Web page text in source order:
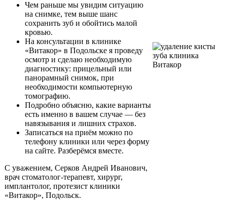
Чем раньше мы увидим ситуацию
на снимке, тем выше шанс
сохранить зуб и обойтись малой
кровью.
На консультации в клинике
«Витакор» в Подольске я проведу
осмотр и сделаю необходимую
диагностику: прицельный или
панорамный снимок, при
необходимости компьютерную
томографию.
Подробно объясню, какие варианты
есть именно в вашем случае — без
навязывания и лишних страхов.
Записаться на приём можно по
телефону клиники или через форму
на сайте. Разберёмся вместе.
С уважением, Серков Андрей Иванович,
врач стоматолог-терапевт, хирург,
имплантолог, протезист клиники
«Витакор», Подольск.